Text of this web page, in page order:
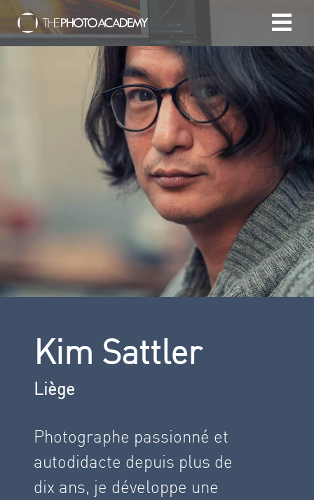
Accueil
Photographes
Offrir une Carte Cadeau
Panier
Se connecter
Kim Sattler
Liège
Photographe passionné et
autodidacte depuis plus de
dix ans, je développe une